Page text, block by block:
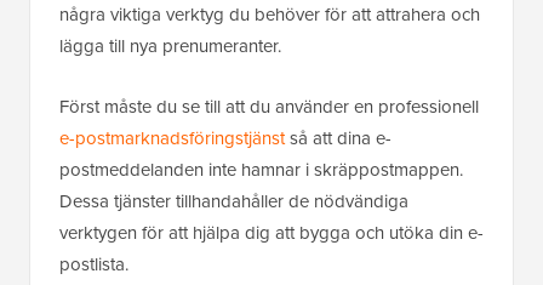
några viktiga verktyg du behöver för att attrahera och
lägga till nya prenumeranter.
Först måste du se till att du använder en professionell
e-postmarknadsföringstjänstså att dina e-
postmeddelanden inte hamnar i skräppostmappen.
Dessa tjänster tillhandahåller de nödvändiga
verktygen för att hjälpa dig att bygga och utöka din e-
postlista.